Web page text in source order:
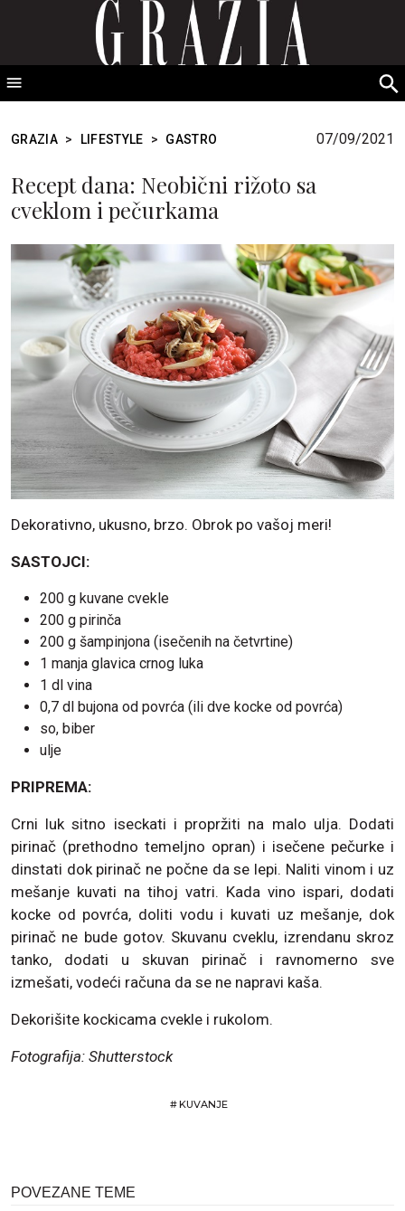
GRAZIA Srbija
GRAZIA > LIFESTYLE > GASTRO 07/09/2021
Recept dana: Neobični rižoto sa
cveklom i pečurkama
Dekorativno, ukusno, brzo. Obrok po vašoj meri!
SASTOJCI:
200 g kuvane cvekle
200 g pirinča
200 g šampinjona (isečenih na četvrtine)
1 manja glavica crnog luka
1 dl vina
0,7 dl bujona od povrća (ili dve kocke od povrća)
so, biber
ulje
PRIPREMA:
Crni luk sitno iseckati i propržiti na malo ulja. Dodati
pirinač (prethodno temeljno opran) i isečene pečurke i
dinstati dok pirinač ne počne da se lepi. Naliti vinom i uz
mešanje kuvati na tihoj vatri. Kada vino ispari, dodati
kocke od povrća, doliti vodu i kuvati uz mešanje, dok
pirinač ne bude gotov. Skuvanu cveklu, izrendanu skroz
tanko, dodati u skuvan pirinač i ravnomerno sve
izmešati, vodeći računa da se ne napravi kaša.
Dekorišite kockicama cvekle i rukolom.
Fotografija: Shutterstock
#KUVANJE
POVEZANE TEME